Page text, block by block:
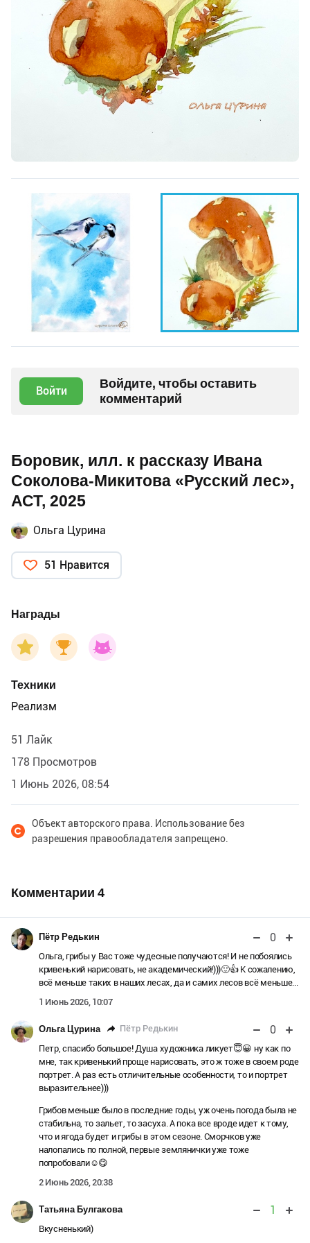
Войти
Войдите, чтобы оставить
комментарий
Боровик, илл. к рассказу Ивана
Соколова-Микитова «Русский лес»,
АСТ, 2025
Ольга Цурина
51 Нравится
Награды
Техники
Реализм
51 Лайк
178 Просмотров
1 Июнь 2026, 08:54
Объект авторского права. Использование без
разрешения правообладателя запрещено.
Комментарии 4
Пётр Редькин 0
Ольга, грибы у Вас тоже чудесные получаются! И не побоялись
кривенький нарисовать, не академический!)))🙂👍 К сожалению,
всё меньше таких в наших лесах, да и самих лесов всё меньше...
1 Июнь 2026, 10:07
Ольга Цурина Пётр Редькин 0
Петр, спасибо большое! Душа художника ликует😇😀 ну как по
мне, так кривенький проще нарисовать, это ж тоже в своем роде
портрет. А раз есть отличительные особенности, то и портрет
выразительнее)))
Грибов меньше было в последние годы, уж очень погода была не
стабильна, то зальет, то засуха. А пока все вроде идет к тому,
что и ягода будет и грибы в этом сезоне. Сморчков уже
налопались по полной, первые землянички уже тоже
попробовали☺️😋
2 Июнь 2026, 20:38
Татьяна Булгакова 1
Вкусненький)